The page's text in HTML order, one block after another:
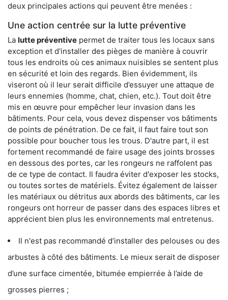
deux principales actions qui peuvent être menées :
Une action centrée sur la lutte préventive
La lutte préventive permet de traiter tous les locaux sans
exception et d'installer des pièges de manière à couvrir
tous les endroits où ces animaux nuisibles se sentent plus
en sécurité et loin des regards. Bien évidemment, ils
viseront où il leur serait difficile d’essuyer une attaque de
leurs ennemies (homme, chat, chien, etc.). Tout doit être
mis en œuvre pour empêcher leur invasion dans les
bâtiments. Pour cela, vous devez dispenser vos bâtiments
de points de pénétration. De ce fait, il faut faire tout son
possible pour boucher tous les trous. D'autre part, il est
fortement recommandé de faire usage des joints brosses
en dessous des portes, car les rongeurs ne raffolent pas
de ce type de contact. Il faudra éviter d'exposer les stocks,
ou toutes sortes de matériels. Évitez également de laisser
les matériaux ou détritus aux abords des bâtiments, car les
rongeurs ont horreur de passer dans des espaces libres et
apprécient bien plus les environnements mal entretenus.
Il n'est pas recommandé d’installer des pelouses ou des
arbustes à côté des bâtiments. Le mieux serait de disposer
d’une surface cimentée, bitumée empierrée à l’aide de
grosses pierres ;